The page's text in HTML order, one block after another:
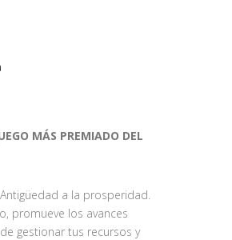
MÁS PREMIADO DEL
a la prosperidad.
promueve los avances
gestionar tus recursos y